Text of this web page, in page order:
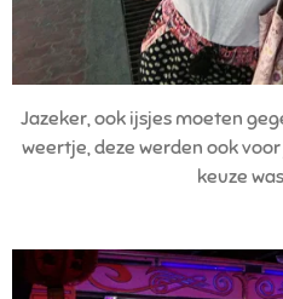
Jazeker, ook ijsjes moeten
weertje, deze werden ook
keuze